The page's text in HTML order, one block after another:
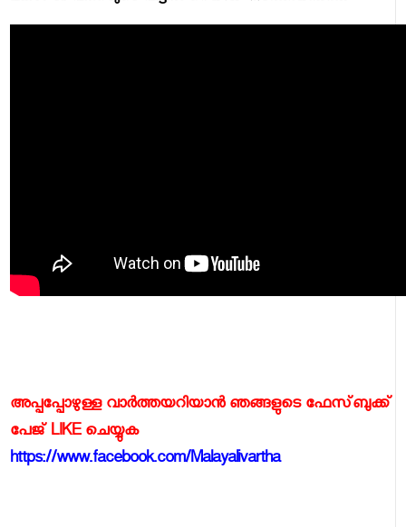
അപ്പപ്പോഴുള്ള വാര്‍ത്തയറിയാന്‍ ഞങ്ങളുടെ ഫേസ്‌ബുക്ക്‌
പേജ് LIKE ചെയ്യുക
https://www.facebook.com/Malayalivartha